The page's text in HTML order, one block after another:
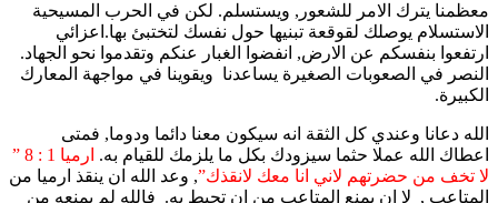
معظمنا يترك الامر للشعور, ويستسلم. لكن في الحرب المسيحية
الاستسلام يوصلك لقوقعة تبنيها حول نفسك لتختبئ بها.اعزائي
ارتفعوا بنفسكم عن الارض, انفضوا الغبار عنكم وتقدموا نحو الجهاد.
النصر في الصعوبات الصغيرة يساعدنا ويقوينا في مواجهة المعارك
الكبيرة.
الله دعانا وعندي كل الثقة انه سيكون معنا دائما ودوما, فمتى
اعطاك الله عملا حثما سيزودك بكل ما يلزمك للقيام به.
ارميا 1 : 8 ”
لا تخف من حضرتهم لاني انا معك لانقذك”, وعد الله ان ينقذ ارميا من
المتاعب , لا ان يمنع المتاعب من ان تحيط به. فالله لم يمنعه من